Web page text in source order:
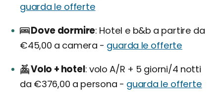
guarda le offerte
Dove dormire Hotel e b&b a partire da
€45,00 a camera - guarda le offerte
Volo + hotel volo A/R + 5 giorni/4 notti
da €376,00 a persona - guarda le offerte